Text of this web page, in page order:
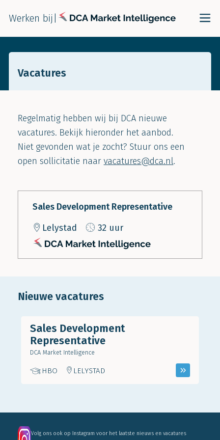
Werken bij
Vacatures
Regelmatig hebben wij bij DCA nieuwe
vacatures. Bekijk hieronder het aanbod.
Niet gevonden wat je zocht? Stuur ons een
open sollicitatie naar vacatures@dca.nl.
Sales Development Representative
Lelystad
32 uur
Nieuwe vacatures
Sales Development
Representative
DCA Market Intelligence
HBO LELYSTAD
Volg ons ook op Instagram voor het laatste nieuws en vacatures